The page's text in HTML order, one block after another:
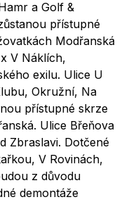
a Golf &
přístupné
Modřanská
V Náklích,
exilu. Ulice U
Okružní, Na
přístupné skrze
Ulice Břeňova
Zbraslavi. Dotčené
V Rovinách,
z důvodu
demontáže